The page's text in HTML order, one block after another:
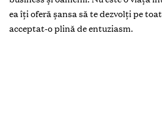
ea îți oferă șansa să te dezvolți pe
acceptat-o plină de entuziasm.